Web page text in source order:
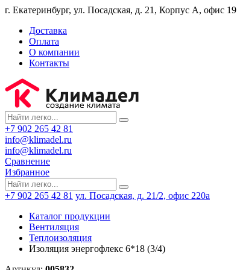
г. Екатеринбург, ул. Посадская, д. 21, Корпус А, офис 19
Доставка
Оплата
О компании
Контакты
+7 902 265 42 81
info@klimadel.ru
info@klimadel.ru
Сравнение
Избранное
+7 902 265 42 81 ул. Посадская, д. 21/2, офис 220а
Каталог продукции
Вентиляция
Теплоизоляция
Изоляция энергофлекс 6*18 (3/4)